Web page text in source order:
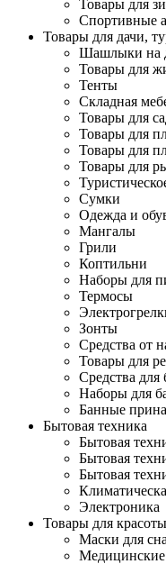
Товары для
Спортивные
Товары для дачи,
Шашлыки на
Товары для
Тенты
Складная
Товары для
Товары для
Товары для
Товары для
Сумки
Одежда и
Мангалы
Грили
Коптильни
Наборы для
Термосы
Зонты
Средства от
Товары для
Средства для
Наборы для
Банные
Бытовая техника
Бытовая
Бытовая
Бытовая
Электроника
Товары для
Маски для сна
Медицинские